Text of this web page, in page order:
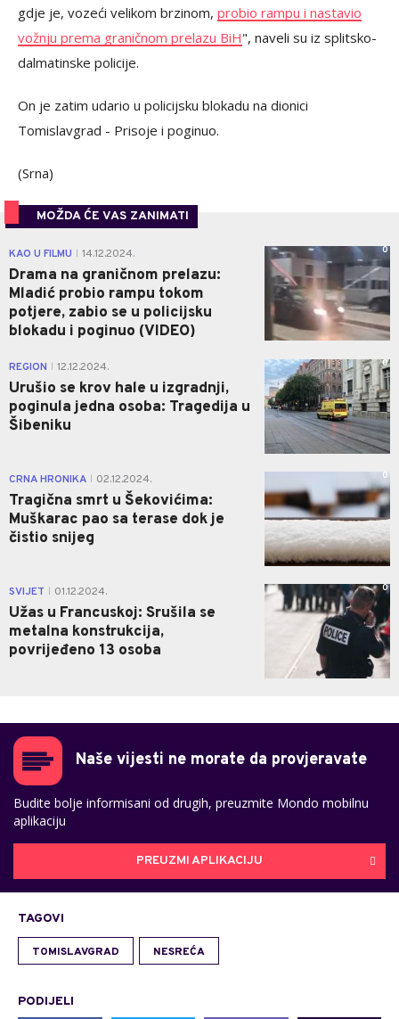
gdje je, vozeći velikom brzinom, probio rampu i nastavio
vožnju prema graničnom prelazu BiH", naveli su iz splitsko-
dalmatinske policije.
On je zatim udario u policijsku blokadu na dionici
Tomislavgrad - Prisoje i poginuo.
(Srna)
MOŽDA ĆE VAS ZANIMATI
KAO U FILMU 14.12.2024.
Drama na graničnom prelazu:
Mladić probio rampu tokom
potjere, zabio se u policijsku
blokadu i poginuo (VIDEO)
0
REGION 12.12.2024.
Urušio se krov hale u izgradnji,
poginula jedna osoba: Tragedija u
Šibeniku
0
CRNA HRONIKA 02.12.2024.
Tragična smrt u Šekovićima:
Muškarac pao sa terase dok je
čistio snijeg
0
SVIJET 01.12.2024.
Užas u Francuskoj: Srušila se
metalna konstrukcija,
povrijeđeno 13 osoba
0
Naše vijesti ne morate da provjeravate
Budite bolje informisani od drugih, preuzmite Mondo mobilnu
aplikaciju
PREUZMI APLIKACIJU
TAGOVI
TOMISLAVGRAD NESREĆA
PODIJELI